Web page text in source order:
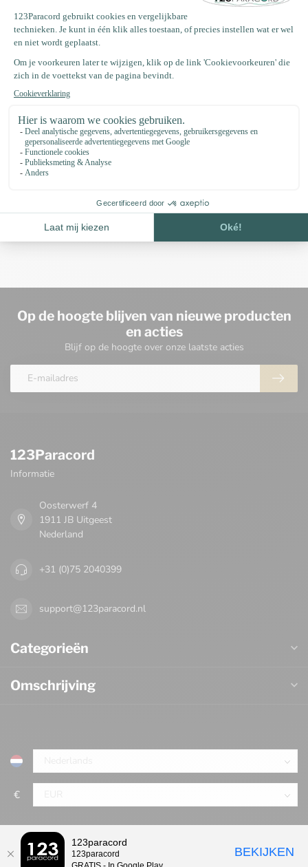
Sky
Handleidingen voor paracordknopen, speciaal ontworpen voor
experts (gevorderde gebruikers).
Op de hoogte blijven van nieuwe producten
en acties
Blijf op de hoogte over onze laatste acties
123Paracord
Informatie
Oosterwerf 4
1911 JB Uitgeest
Nederland
+31 (0)75 2040399
support@123paracord.nl
Categorieën
Omschrijving
€
123paracord
123paracord
BEKIJKEN